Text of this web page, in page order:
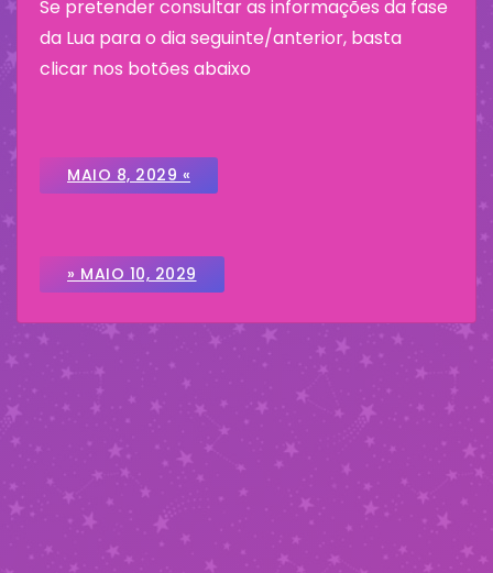
Se pretender consultar as informações da fase
da Lua para o dia seguinte/anterior, basta
clicar nos botões abaixo
MAIO 8, 2029 «
» MAIO 10, 2029